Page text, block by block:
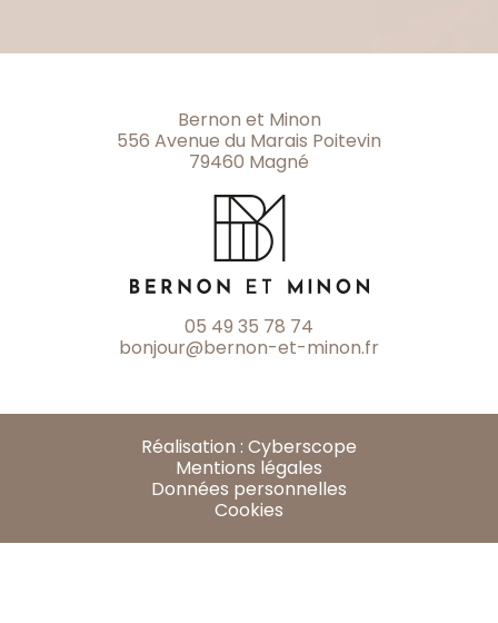
Bernon et Minon
556 Avenue du Marais Poitevin
79460 Magné
05 49 35 78 74
bonjour@bernon-et-minon.fr
Réalisation : Cyberscope
Mentions légales
Données personnelles
Cookies